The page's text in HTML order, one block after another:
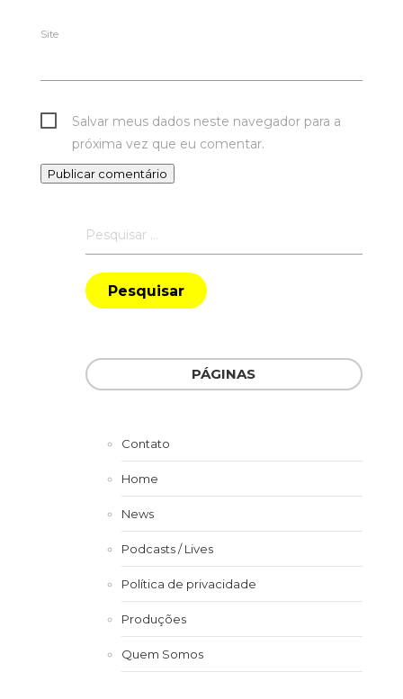
Site
Salvar meus dados neste navegador para a
próxima vez que eu comentar.
por:
PÁGINAS
Contato
Home
News
Podcasts / Lives
Política de privacidade
Produções
Quem Somos